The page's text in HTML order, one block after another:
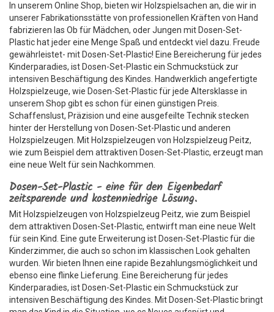
In unserem Online Shop, bieten wir Holzspielsachen an, die wir in
unserer Fabrikationsstätte von professionellen Kräften von Hand
fabrizieren las Ob für Mädchen, oder Jungen mit Dosen-Set-
Plastic hat jeder eine Menge Spaß und entdeckt viel dazu. Freude
gewährleistet- mit Dosen-Set-Plastic! Eine Bereicherung für jedes
Kinderparadies, ist Dosen-Set-Plastic ein Schmuckstück zur
intensiven Beschäftigung des Kindes. Handwerklich angefertigte
Holzspielzeuge, wie Dosen-Set-Plastic für jede Altersklasse in
unserem Shop gibt es schon für einen günstigen Preis.
Schaffenslust, Präzision und eine ausgefeilte Technik stecken
hinter der Herstellung von Dosen-Set-Plastic und anderen
Holzspielzeugen. Mit Holzspielzeugen von Holzspielzeug Peitz,
wie zum Beispiel dem attraktiven Dosen-Set-Plastic, erzeugt man
eine neue Welt für sein Nachkommen.
Dosen-Set-Plastic - eine für den Eigenbedarf
zeitsparende und kostenniedrige Lösung.
Mit Holzspielzeugen von Holzspielzeug Peitz, wie zum Beispiel
dem attraktiven Dosen-Set-Plastic, entwirft man eine neue Welt
für sein Kind. Eine gute Erweiterung ist Dosen-Set-Plastic für die
Kinderzimmer, die auch so schon im klassischen Look gehalten
wurden. Wir bieten Ihnen eine rapide Bezahlungsmöglichkeit und
ebenso eine flinke Lieferung. Eine Bereicherung für jedes
Kinderparadies, ist Dosen-Set-Plastic ein Schmuckstück zur
intensiven Beschäftigung des Kindes. Mit Dosen-Set-Plastic bringt